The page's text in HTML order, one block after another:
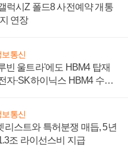
럭시Z 폴드8 사전예약 개통
연장
보통신
빈 울트라'에도 HBM4 탑재
자·SK하이닉스 HBM4 수율
보통신
리스트와 특허분쟁 매듭, 5년
조 라이선스비 지급